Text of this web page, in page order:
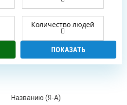
Количество людей
Названию (Я-А)